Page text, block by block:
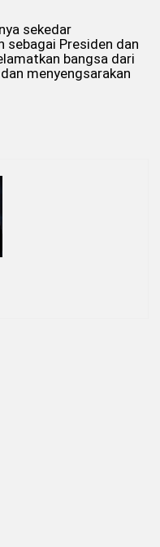
sekedar
sebagai Presiden dan
bangsa dari
menyengsarakan